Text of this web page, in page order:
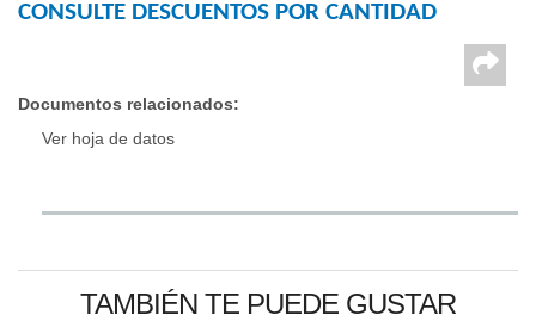
CONSULTE DESCUENTOS POR CANTIDAD
Documentos relacionados:
Ver hoja de datos
TAMBIÉN TE PUEDE GUSTAR